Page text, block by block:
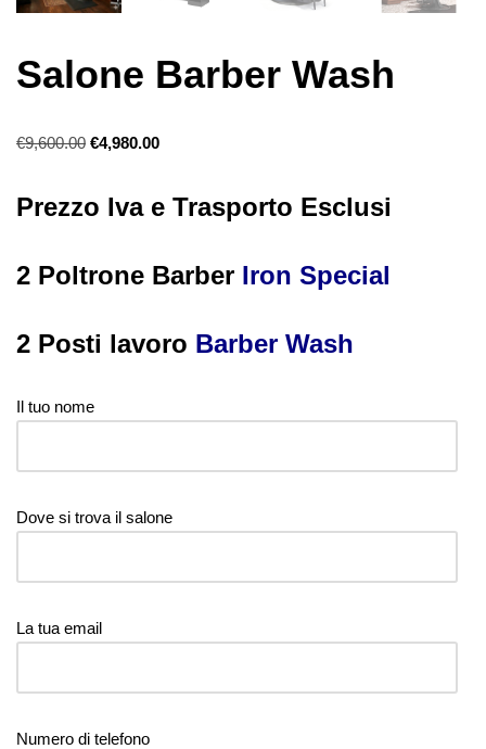
Salone Barber Wash
€9,600.00 €4,980.00
Prezzo Iva e Trasporto Esclusi
2 Poltrone Barber Iron Special
2 Posti lavoro Barber Wash
Il tuo nome
Dove si trova il salone
La tua email
Numero di telefono